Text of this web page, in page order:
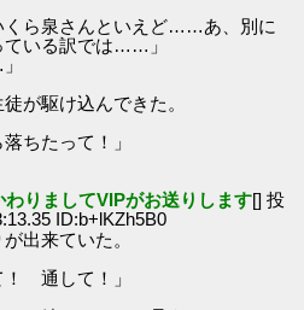
くら泉さんといえど……あ、別に
ている訳では……」
が駆け込んできた。
ちたって！」
わりましてVIPがお送りします[] 投
ID:b+lKZh5B0
出来ていた。
！ 通して！」